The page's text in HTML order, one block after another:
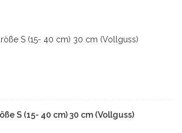
S (15- 40 cm) 30 cm (Vollguss)